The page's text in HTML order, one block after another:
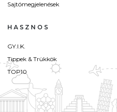
Sajtómegjelenések
HASZNOS
GY.I.K.
Tippek & Trükkök
TOP10